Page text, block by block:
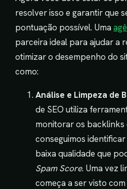
resolver isso e garantir que
pontuação possível. Uma
parceira ideal para ajudar a
otimizar o desempenho do
como:
Análise e Limpeza de
de SEO utiliza
monitorar os backlinks
conseguimos
baixa qualidade que
Spam Score. Uma vez
começa a ser visto